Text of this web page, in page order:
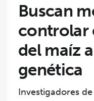
Buscan
controlar
del maíz
genética
Investigadores